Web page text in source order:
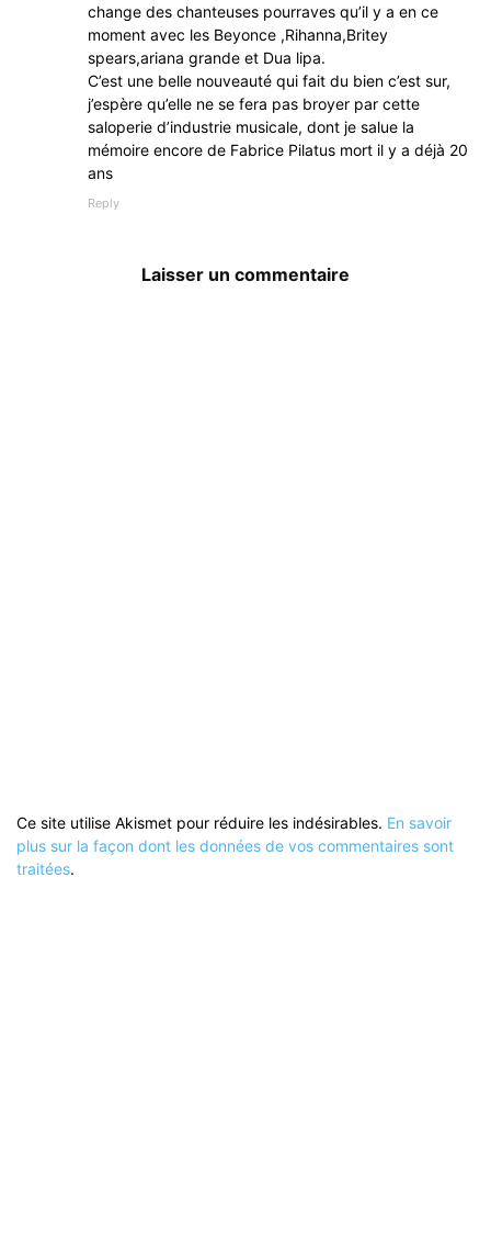
change des chanteuses pourraves qu’il y a en ce
moment avec les Beyonce ,Rihanna,Britey
spears,ariana grande et Dua lipa.
C’est une belle nouveauté qui fait du bien c’est sur,
j’espère qu’elle ne se fera pas broyer par cette
saloperie d’industrie musicale, dont je salue la
mémoire encore de Fabrice Pilatus mort il y a déjà 20
ans
Reply
Laisser un commentaire
Ce site utilise Akismet pour réduire les indésirables. En savoir
plus sur la façon dont les données de vos commentaires sont
traitées.